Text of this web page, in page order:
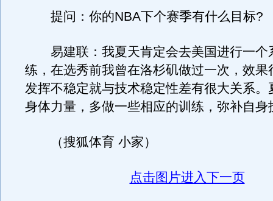
提问：你的NBA下个赛季有什么目标?
易建联：我夏天肯定会去美国进行一个
练，在选秀前我曾在洛杉矶做过一次，效果
发挥不稳定就与技术稳定性差有很大关系。
身体力量，多做一些相应的训练，弥补自身
（搜狐体育 小家）
点击图片进入下一页